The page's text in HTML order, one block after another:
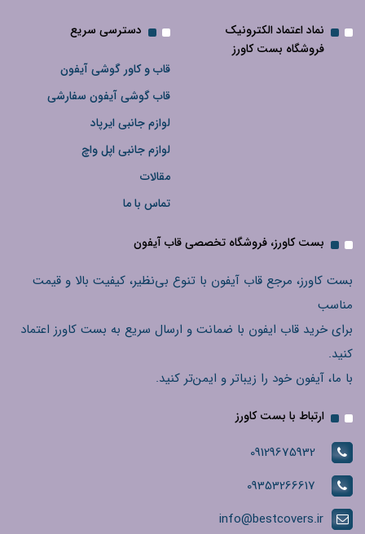
نماد اعتماد الکترونیک
فروشگاه بست کاورز
دسترسی سریع
قاب و کاور گوشی آیفون
قاب گوشی آیفون سفارشی
لوازم جانبی ایرپاد
لوازم جانبی اپل واچ
مقالات
تماس با ما
بست کاورز، فروشگاه تخصصی قاب آیفون
بست کاورز، مرجع قاب آیفون با تنوع بی‌نظیر، کیفیت بالا و قیمت
مناسب
برای خرید قاب ایفون با ضمانت و ارسال سریع به بست کاورز اعتماد
کنید.
با ما، آیفون خود را زیباتر و ایمن‌تر کنید.
ارتباط با بست کاورز
09129675932
09353266617
info@bestcovers.ir